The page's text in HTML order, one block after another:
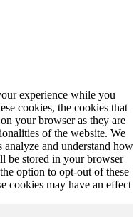
experience while you
cookies, the cookies that
your browser as they are
of the website. We
analyze and understand how
be stored in your browser
option to opt-out of these
cookies may have an effect